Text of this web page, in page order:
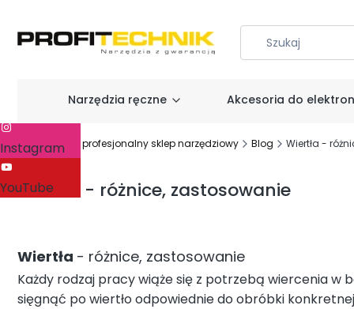
Narzędzia ręczne Akcesoria do
Profitechnik - profesjonalny sklep narzędziowy Blog Wiertła -
Wiertła - różnice, zastosowanie
Wiertła - różnice, zastosowanie
Każdy rodzaj pracy wiąże się z potrzebą wiercenia w
sięgnąć po wiertło odpowiednie do obróbki
Instagram
YouTube